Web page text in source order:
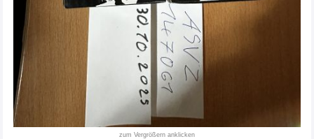
zum Vergrößern anklicken